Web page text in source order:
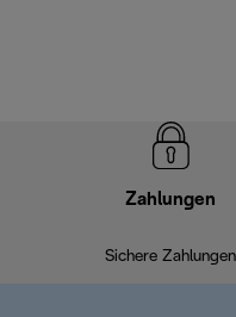
Zahlungen
Sichere Zahlungen